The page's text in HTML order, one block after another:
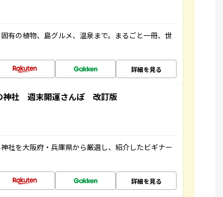
有の植物、島グルメ、温泉まで。まるごと一冊、世
詳細を見る
神社 週末開運さんぽ 改訂版
社を大阪府・兵庫県から厳選し、紹介したビギナー
詳細を見る